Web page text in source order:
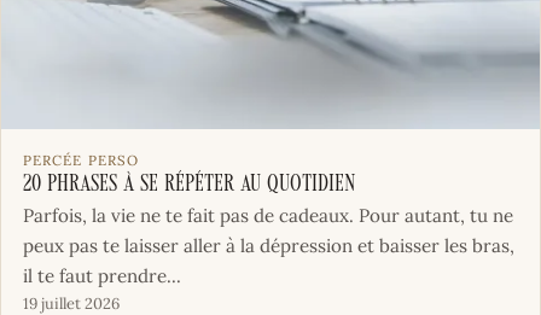
PERCÉE PERSO
20 Phrases à se répéter au quotidien
Parfois, la vie ne te fait pas de cadeaux. Pour autant, tu ne
peux pas te laisser aller à la dépression et baisser les bras,
il te faut prendre...
19 juillet 2026